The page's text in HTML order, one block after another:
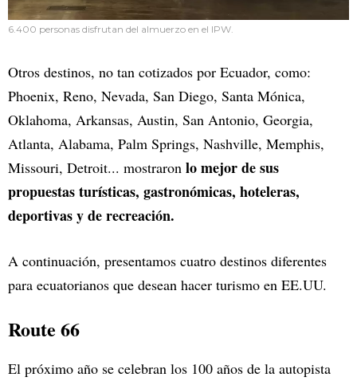
6.400 personas disfrutan del almuerzo en el IPW.
Otros destinos, no tan cotizados por Ecuador, como:
Phoenix, Reno, Nevada, San Diego, Santa Mónica,
Oklahoma, Arkansas, Austin, San Antonio, Georgia,
Atlanta, Alabama, Palm Springs, Nashville, Memphis,
Missouri, Detroit... mostraron lo mejor de sus
propuestas turísticas, gastronómicas, hoteleras,
deportivas y de recreación.
A continuación, presentamos cuatro destinos diferentes
para ecuatorianos que desean hacer turismo en EE.UU.
Route 66
El próximo año se celebran los 100 años de la autopista